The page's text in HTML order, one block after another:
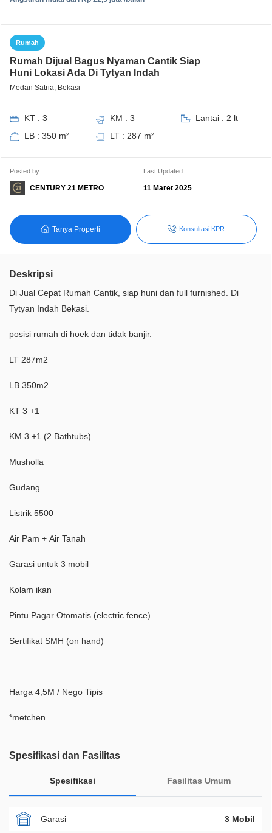
Rumah
Rumah Dijual Bagus Nyaman Cantik Siap
Huni Lokasi Ada Di Tytyan Indah
Medan Satria, Bekasi
KT : 3 KM : 3
Lantai : 2 lt
LB : 350 m²
LT : 287 m²
Posted by :
CENTURY 21 METRO
Last Updated :
11 Maret 2025
Tanya Properti Konsultasi KPR
Deskripsi
Di Jual Cepat Rumah Cantik, siap huni dan full furnished. Di
Tytyan Indah Bekasi.
posisi rumah di hoek dan tidak banjir.
LT 287m2
LB 350m2
KT 3 +1
KM 3 +1 (2 Bathtubs)
Musholla
Gudang
Listrik 5500
Air Pam + Air Tanah
Garasi untuk 3 mobil
Kolam ikan
Pintu Pagar Otomatis (electric fence)
Sertifikat SMH (on hand)
Harga 4,5M / Nego Tipis
*metchen
Spesifikasi dan Fasilitas
Spesifikasi Fasilitas Umum
Garasi 3 Mobil